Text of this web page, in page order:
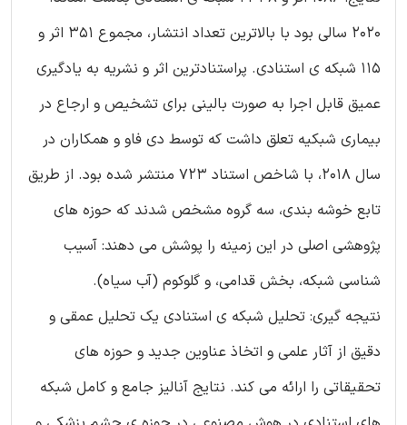
2020 سالی بود با بالاترین تعداد انتشار، مجموع 351 اثر و
115 شبکه ی استنادی. پراستنادترین اثر و نشریه به یادگیری
عمیق قابل اجرا به صورت بالینی برای تشخیص و ارجاع در
بیماری شبکیه تعلق داشت که توسط دی فاو و همکاران در
سال 2018، با شاخص استناد 723 منتشر شده بود. از طریق
تابع خوشه بندی، سه گروه مشخص شدند که حوزه های
پژوهشی اصلی در این زمینه را پوشش می دهند: آسیب
شناسی شبکه، بخش قدامی، و گلوکوم (آب سیاه).
نتیجه گیری: تحلیل شبکه ی استنادی یک تحلیل عمقی و
دقیق از آثار علمی و اتخاذ عناوین جدید و حوزه های
تحقیقاتی را ارائه می کند. نتایج آنالیز جامع و کامل شبکه